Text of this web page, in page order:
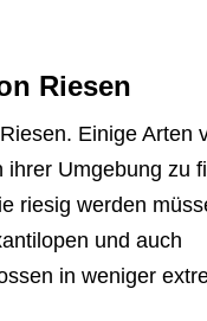
Riesen
Einige Arten
Umgebung zu
riesig werden
und auch
in weniger